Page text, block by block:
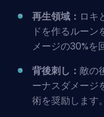
再生領域： ロキ
ドを作るルー
メージの30%を
背後刺し： 敵の
ーナスダメージ
術を奨励します。